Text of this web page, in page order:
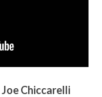
Chiccarelli